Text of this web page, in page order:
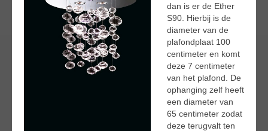
dan is er de Ether
S90. Hierbij is de
diameter van de
plafondplaat 100
centimeter en komt
deze 7 centimeter
van het plafond. De
ophanging zelf heeft
een diameter van
65 centimeter zodat
deze terugvalt ten